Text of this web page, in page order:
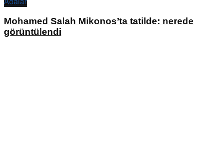
Mohamed Salah Mikonos’ta tatilde: nerede
görüntülendi